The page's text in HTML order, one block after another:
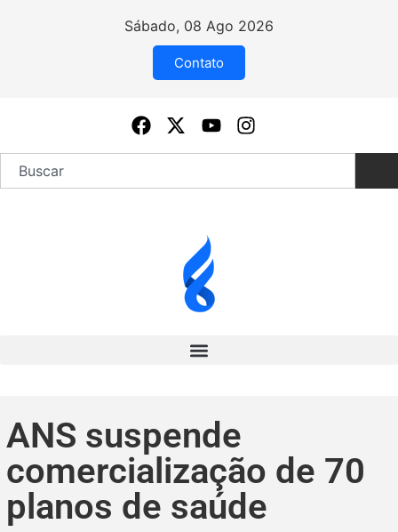
Sábado, 08 Ago 2026
Contato
ANS suspende
comercialização de 70
planos de saúde